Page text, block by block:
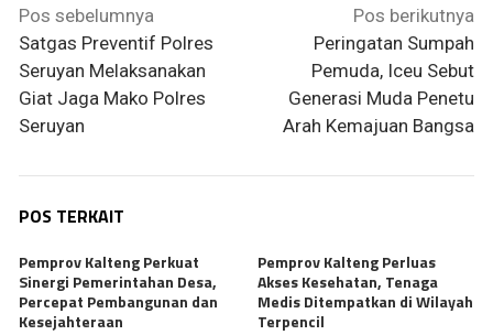
Navigasi
pos
Pos sebelumnya
Satgas Preventif Polres
Seruyan Melaksanakan
Giat Jaga Mako Polres
Seruyan
Pos berikutnya
Peringatan Sumpah
Pemuda, Iceu Sebut
Generasi Muda Penetu
Arah Kemajuan Bangsa
POS TERKAIT
Pemprov Kalteng Perkuat
Sinergi Pemerintahan Desa,
Percepat Pembangunan dan
Kesejahteraan
Pemprov Kalteng Perluas
Akses Kesehatan, Tenaga
Medis Ditempatkan di Wilayah
Terpencil